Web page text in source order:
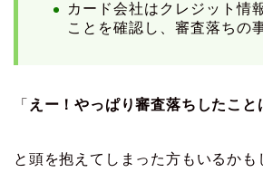
カード会社はクレジット情
ことを確認し、審査落ちの
「 えー！やっぱり審査落ちしたこと
と頭を抱えてしまった方もいるかも